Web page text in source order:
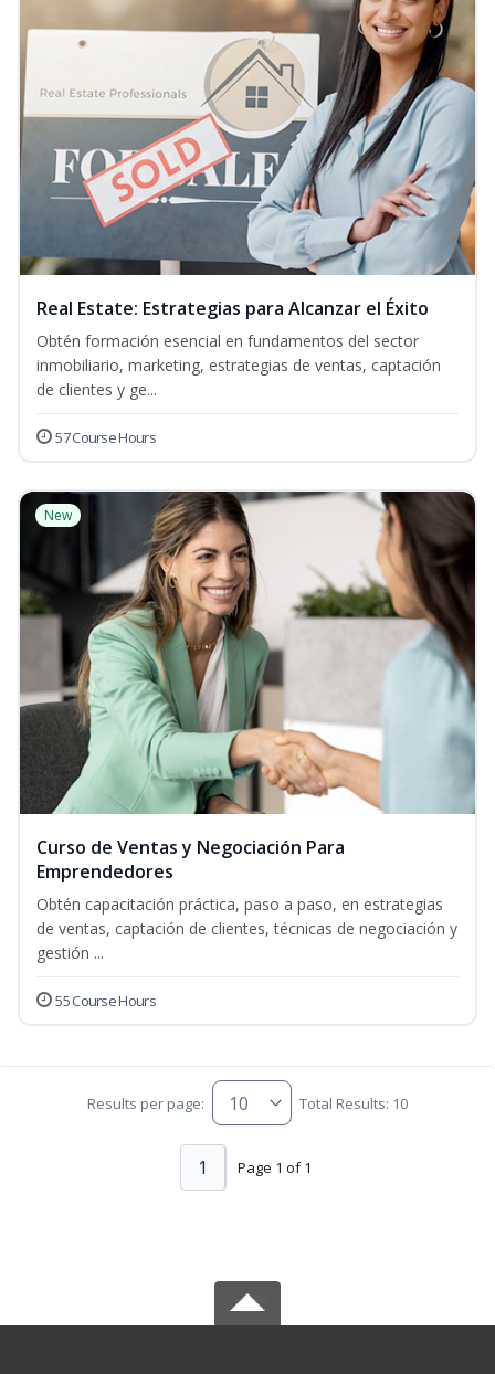
Real Estate: Estrategias para Alcanzar el Éxito
Obtén formación esencial en fundamentos del sector
inmobiliario, marketing, estrategias de ventas, captación
de clientes y ge...
57 Course Hours
New
Curso de Ventas y Negociación Para
Emprendedores
Obtén capacitación práctica, paso a paso, en estrategias
de ventas, captación de clientes, técnicas de negociación y
gestión ...
55 Course Hours
Results per page: Total Results: 10
Page 1 of 1
1